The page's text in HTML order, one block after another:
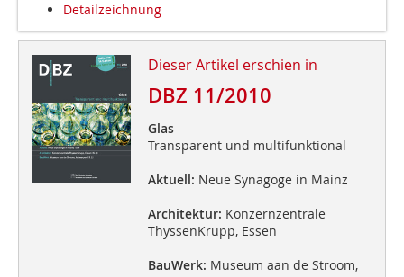
Detailzeichnung
Dieser Artikel erschien in
DBZ 11/2010
Glas
Transparent und multifunktional
Aktuell: Neue Synagoge in Mainz
Architektur: Konzernzentrale
ThyssenKrupp, Essen
BauWerk: Museum aan de Stroom,